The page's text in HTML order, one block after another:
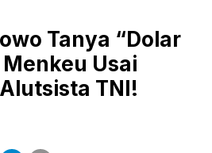
Tanya “Dolar
Usai
TNI!